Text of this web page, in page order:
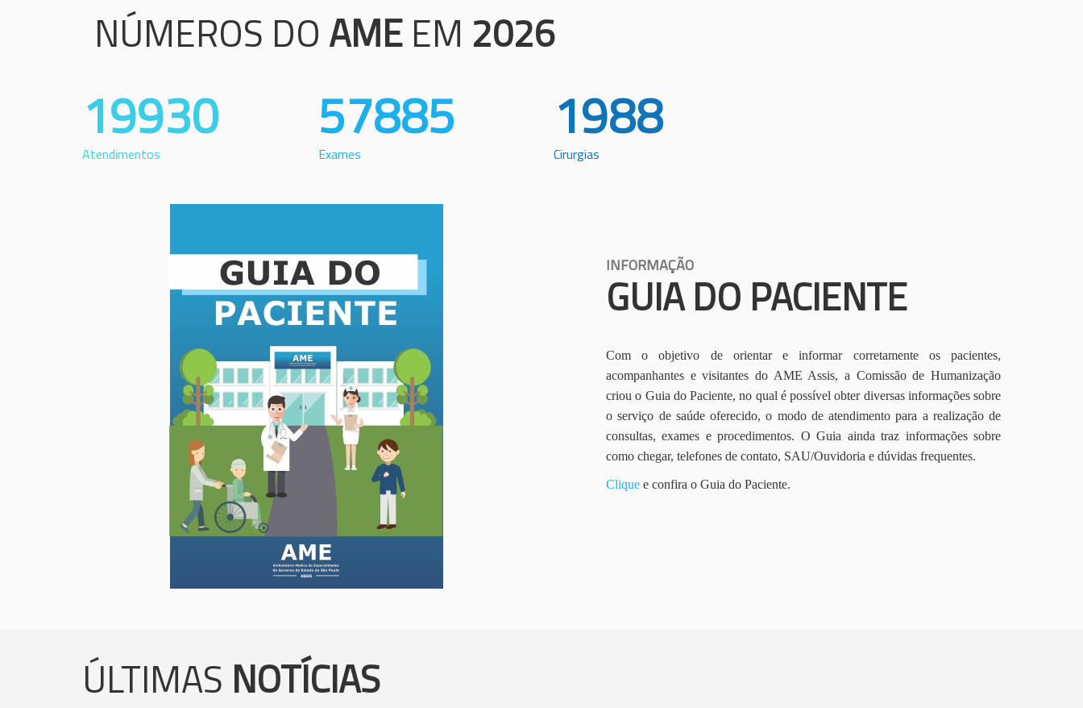
NÚMEROS DO AME EM 2026
19930
Atendimentos
57885
Exames
1988
Cirurgias
INFORMAÇÃO
GUIA DO PACIENTE
Com o objetivo de orientar e informar corretamente os pacientes,
acompanhantes e visitantes do AME Assis, a Comissão de Humanização
criou o Guia do Paciente, no qual é possível obter diversas informações sobre
o serviço de saúde oferecido, o modo de atendimento para a realização de
consultas, exames e procedimentos. O Guia ainda traz informações sobre
como chegar, telefones de contato, SAU/Ouvidoria e dúvidas frequentes.
Clique e confira o Guia do Paciente.
ÚLTIMAS NOTÍCIAS